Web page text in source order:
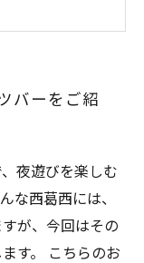
バーをご紹
夜遊びを楽しむ
な西葛西には、
が、今回はその
す。 こちらのお